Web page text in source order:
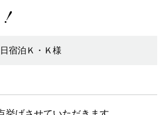
宿泊Ｋ・Ｋ様